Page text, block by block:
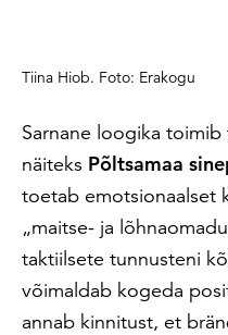
Tiina Hiob. Foto: Erakogu
Sarnane loogika
näiteks Põltsamaa
toetab emotsionaalset
„maitse- ja
taktiilsete tunnusteni
võimaldab kogeda
annab kinnitust, et